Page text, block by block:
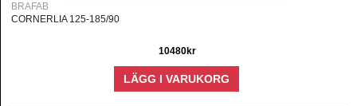
BRAFAB
CORNERLIA 125-185/90
10480kr
LÄGG I VARUKORG